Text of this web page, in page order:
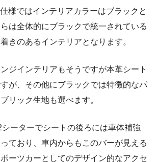
様ではインテリアカラーはブラックと
は全体的にブラックで統一されている
きのあるインテリアとなります。
ジインテリアもそうですが本革シート
が、その他にブラックでは特徴的なパ
リック生地も選べます。
ーターでシートの後ろには車体補強
ており、車内からもこのバーが見える
ーツカーとしてのデザイン的なアクセ